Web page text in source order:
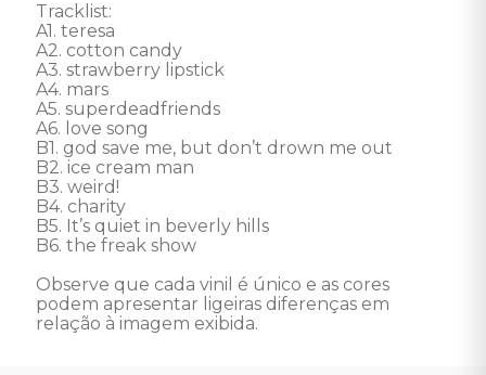
Tracklist:
A1. teresa
A2. cotton candy
A3. strawberry lipstick
A4. mars
A5. superdeadfriends
A6. love song
B1. god save me, but don’t drown me out
B2. ice cream man
B3. weird!
B4. charity
B5. It’s quiet in beverly hills
B6. the freak show
Observe que cada vinil é único e as cores
podem apresentar ligeiras diferenças em
relação à imagem exibida.